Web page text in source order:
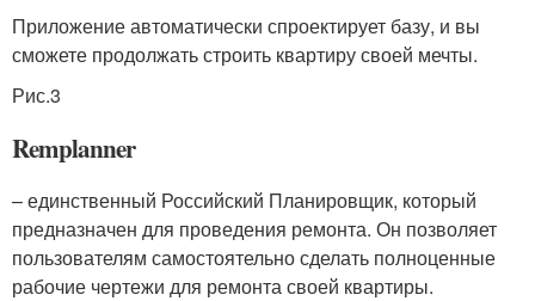
Приложение автоматически спроектирует базу, и вы
сможете продолжать строить квартиру своей мечты.
Рис.3
Remplanner
– единственный Российский Планировщик, который
предназначен для проведения ремонта. Он позволяет
пользователям самостоятельно сделать полноценные
рабочие чертежи для ремонта своей квартиры.